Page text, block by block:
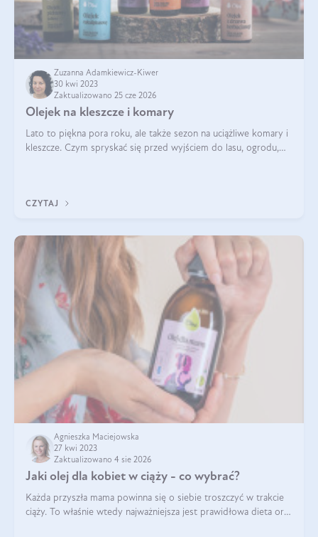
Zuzanna Adamkiewicz-Kiwer
30 kwi 2023
Zaktualizowano 25 cze 2026
Olejek na kleszcze i komary
Lato to piękna pora roku, ale także sezon na uciążliwe komary i
kleszcze. Czym spryskać się przed wyjściem do lasu, ogrodu,
CZYTAJ
Agnieszka Maciejowska
27 kwi 2023
Zaktualizowano 4 sie 2026
Jaki olej dla kobiet w ciąży - co wybrać?
Każda przyszła mama powinna się o siebie troszczyć w trakcie
ciąży. To właśnie wtedy najważniejsza jest prawidłowa dieta oraz